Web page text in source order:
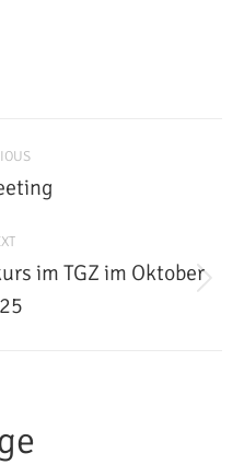
im TGZ im Oktober